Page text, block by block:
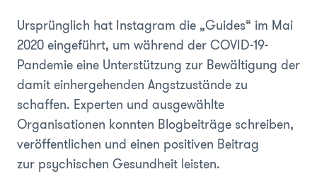
Ursprünglich hat Instagram die „Guides“ im Mai
2020 eingeführt, um während der COVID-19-
Pandemie eine Unterstützung zur Bewältigung der
damit einhergehenden Angstzustände zu
schaffen. Experten und ausgewählte
Organisationen konnten Blogbeiträge schreiben,
veröffentlichen und einen positiven Beitrag
zur psychischen Gesundheit leisten.